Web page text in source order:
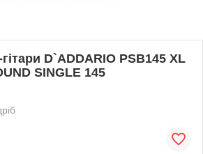
D`ADDARIO PSB145 XL
SINGLE 145